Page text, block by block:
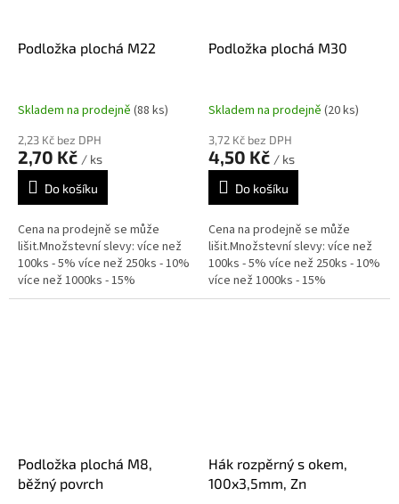
Podložka plochá M22
Skladem na prodejně (88 ks)
2,23 Kč bez DPH
2,70 Kč / ks
Do košíku
Cena na prodejně se může
lišit.Množstevní slevy: více než
100ks - 5% více než 250ks - 10%
více než 1000ks - 15%
Podložka plochá M30
Skladem na prodejně (20 ks)
3,72 Kč bez DPH
4,50 Kč / ks
Do košíku
Cena na prodejně se může
lišit.Množstevní slevy: více než
100ks - 5% více než 250ks - 10%
více než 1000ks - 15%
Podložka plochá M8,
běžný povrch
Hák rozpěrný s okem,
100x3,5mm, Zn